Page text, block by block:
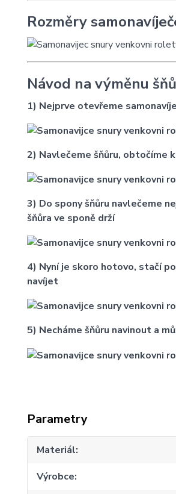
Rozměry
Návod na výměnu
1) Nejprve otevřeme
2) Navlečeme šňůru, obtočíme
3) Do spony šňůru navlečeme
šňůra ve sponě drží
4) Nyní je skoro hotovo, stačí
navíjet
5) Necháme šňůru navinout a
Parametry
Materiál
Výrobce